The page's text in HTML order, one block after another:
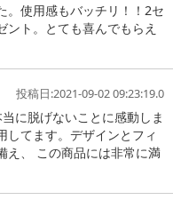
。使用感もバッチリ！！2セ
ント。とても喜んでもらえ
投稿日:2021-09-02 09:23:19.0
に脱げないことに感動しま
してます。デザインとフィ
え、 この商品には非常に満